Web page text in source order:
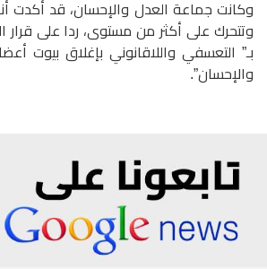
وكانت جماعة العدل والإحسان، قد أكدت
وتتحرك على أكثر من مستوى، ردا على
بـ” التعسفي واللاقانوني بإغلاق بيوت
والإحسان”.